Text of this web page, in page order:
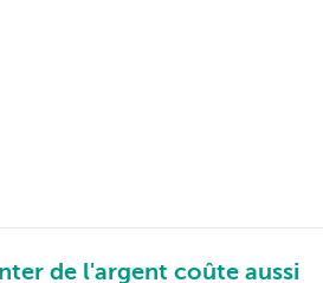
de l'argent coûte aussi